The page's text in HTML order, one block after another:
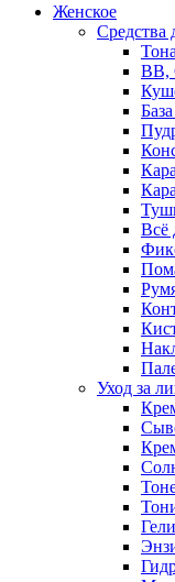
Женское
Средства
BB,
Всё
Уход за